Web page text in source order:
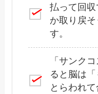
払って回
か取り戻
す。
「サンク
ると脳は
とらわれ